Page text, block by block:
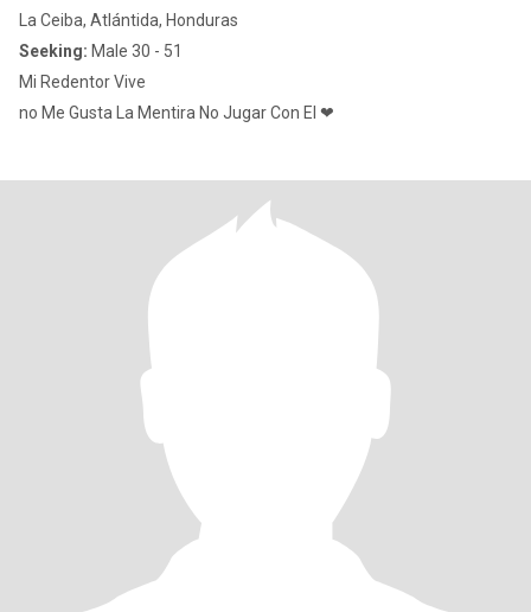
La Ceiba, Atlántida, Honduras
Seeking: Male 30 - 51
Mi Redentor Vive
no Me Gusta La Mentira No Jugar Con El ❤